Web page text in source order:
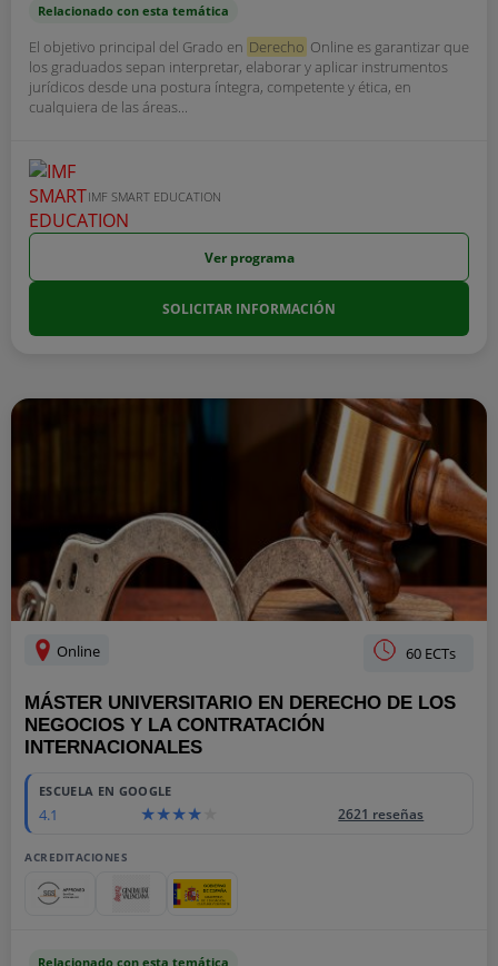
Relacionado con esta temática
El objetivo principal del Grado en Derecho Online es garantizar que
los graduados sepan interpretar, elaborar y aplicar instrumentos
jurídicos desde una postura íntegra, competente y ética, en
cualquiera de las áreas...
IMF SMART EDUCATION
Ver programa
SOLICITAR INFORMACIÓN
Online 60 ECTs
MÁSTER UNIVERSITARIO EN DERECHO DE LOS
NEGOCIOS Y LA CONTRATACIÓN
INTERNACIONALES
ESCUELA EN GOOGLE
4.1 2621 reseñas
ACREDITACIONES
Relacionado con esta temática